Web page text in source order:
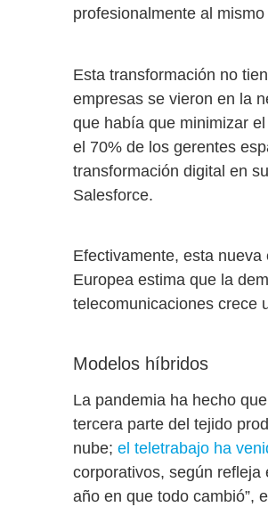
profesionalmente al
Esta transformación no
empresas se vieron en la
que había que minimizar
el 70% de los gerentes
transformación digital en
Salesforce.
Efectivamente, esta
Europea estima que la
telecomunicaciones crece
Modelos híbridos
La pandemia ha hecho
tercera parte del tejido
nube; el teletrabajo ha
corporativos, según refleja
año en que todo cambió”,